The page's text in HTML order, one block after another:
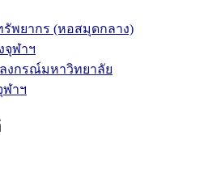
พยากร (หอสมุดกลาง)
จุฬาฯ
งกรณ์มหาวิทยาลัย
ฬาฯ